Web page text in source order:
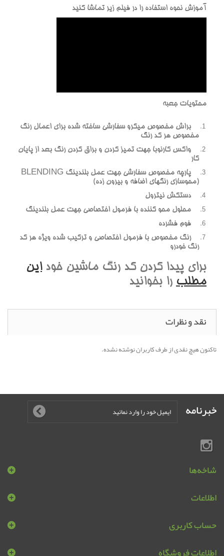
آموزش نحوه استفاده را در فيلم زير تماشا کنيد
محتويات جعبه
براش مخصوص ميکرو سفارشي ساخته شده براي اعمال رنگ
مخصوص هر کد رنگ
واکس کارنوبا جهت تميز کردن و براق کردن رنگ بعد از پايان
کار
پارچه مخصوص سفارشي جهت عمل بلندينگ BLENDING
(محوسازي رنگهاي اضافه و بيرون زده)
دستکش نيترول
محلول محو کننده با فرمول اختصاصي جهت عمل بلندينگ
فوم فشرده
رنگ مخصوص با فرمول اختصاصي و ترکيب شده ويژه هر کد
رنگ خودرو
براي پيدا کردن کد رنگ ماشين خوداين
مطلب را بخوانيد
نقد و نظرات
تاکنون هیچ نقدی از طرف کاربران نوشته نشده.
خبرنامه
شاخه‌ها
اطلاعات
حساب کاربری